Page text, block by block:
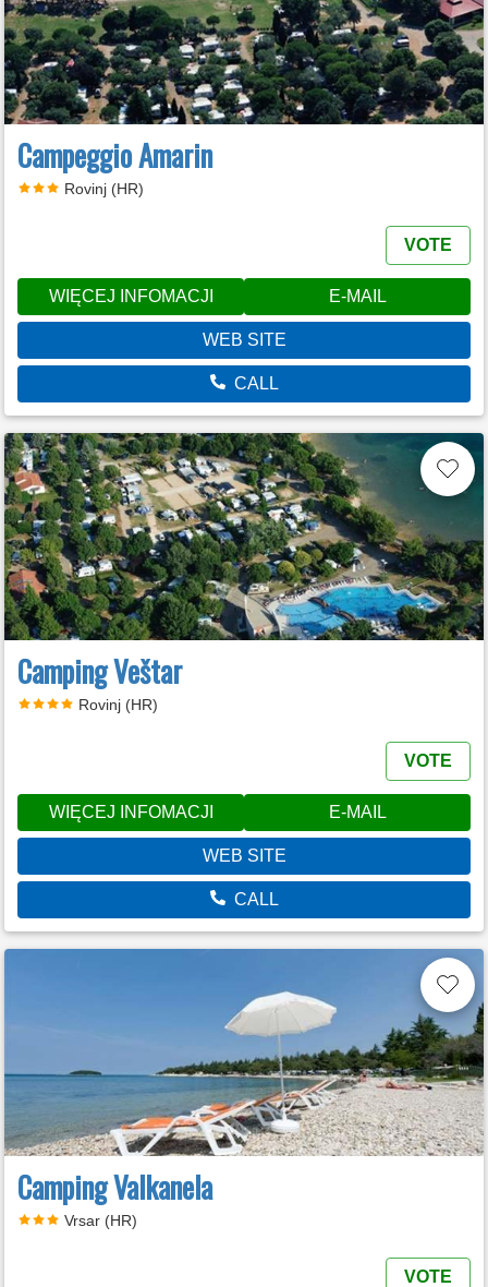
Campeggio Amarin
Rovinj (HR)
VOTE
WIĘCEJ INFOMACJI E-MAIL
WEB SITE
CALL
Camping Veštar
Rovinj (HR)
VOTE
WIĘCEJ INFOMACJI E-MAIL
WEB SITE
CALL
Camping Valkanela
Vrsar (HR)
VOTE